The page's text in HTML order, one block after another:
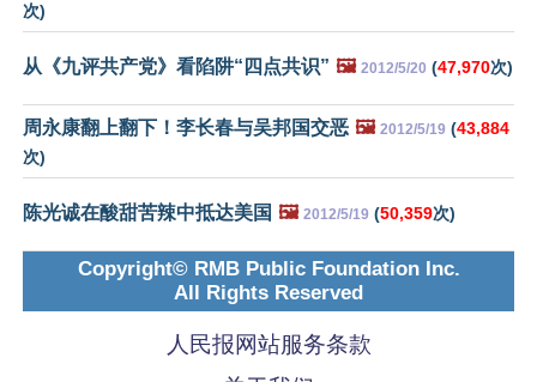
次)
从《九评共产党》看陷阱“四点共识” 🖼️ 2012/5/20 (47,970次)
周永康翻上翻下！李长春与吴邦国交恶 🖼️ 2012/5/19 (43,884
次)
陈光诚在酸甜苦辣中抵达美国 🖼️ 2012/5/19 (50,359次)
Copyright© RMB Public Foundation Inc.
All Rights Reserved
人民报网站服务条款